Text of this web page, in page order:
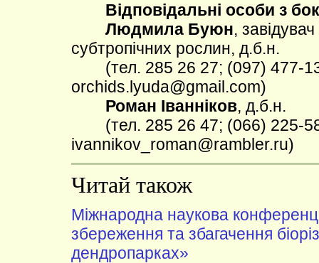
Відповідальні особи з
Людмила Буюн,
субтропічних рослин, д.б.н.
(тел. 285 26 27; (097) 477-
orchids.lyuda@gmail.com)
Роман Іванніков, д.б.н.
(тел. 285 26 47; (066) 225-
ivannikov_roman@rambler.ru)
Читай також
Міжнародна наукова
збереження та збагачення
дендропарках»